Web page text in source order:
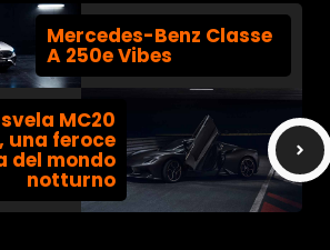
Mercedes-Benz Classe
A 250e Vibes
MC20
una feroce
del mondo
notturno